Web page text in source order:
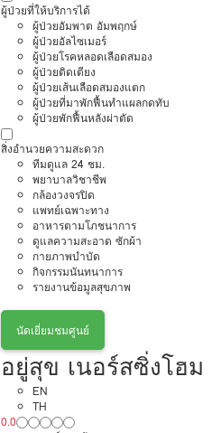
ผู้ป่วยที่ให้บริการได้
ผู้ป่วยอัมพาต อัมพฤกษ์
ผู้ป่วยอัลไซเมอร์
ผู้ป่วยโรคหลอดเลือดสมอง
ผู้ป่วยติดเตียง
ผู้ป่วยเส้นเลือดสมองแตก
ผู้ป่วยที่มาพักฟื้นทำแผลกดทับ
ผู้ป่วยพักฟื้นหลังผ่าตัด
สิ่งอำนวยความสะดวก
ทีมดูแล 24 ชม.
พยาบาลวิชาชีพ
กล้องวงจรปิด
แพทย์เฉพาะทาง
อาหารตามโภชนาการ
ดูแลความสะอาด ซักผ้า
กายภาพบำบัด
กิจกรรมนันทนาการ
รายงานข้อมูลสุขภาพ
นัดเยี่ยมชมศูนย์
อยู่สุข เนอร์สซิ่งโฮม
EN
TH
0.0